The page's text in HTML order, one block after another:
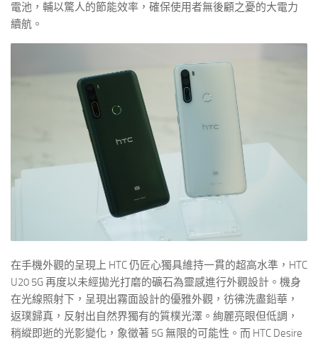
電池，輔以驚人的節能效率，確保使用者無後顧之憂的大電力
續航。
在手機外觀的呈現上 HTC 仍匠心獨具維持一貫的超高水準，HTC
U20 5G 再度以未經拋光打磨的礦石為靈感進行外觀設計。機身
在光線照射下，呈現出霧面設計的優雅外觀，彷彿洗盡鉛華，
返璞歸真，反射出自然界獨有的質樸光澤。絢麗亮眼但低調，
稍縱即逝的光影變化，象徵著 5G 無限的可能性。而 HTC Desire